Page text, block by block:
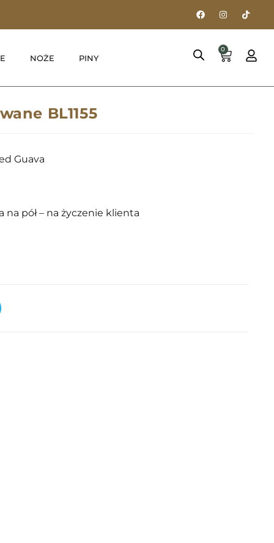
NOŻE PINY
0
BL1155
Guava
pół – na życzenie klienta